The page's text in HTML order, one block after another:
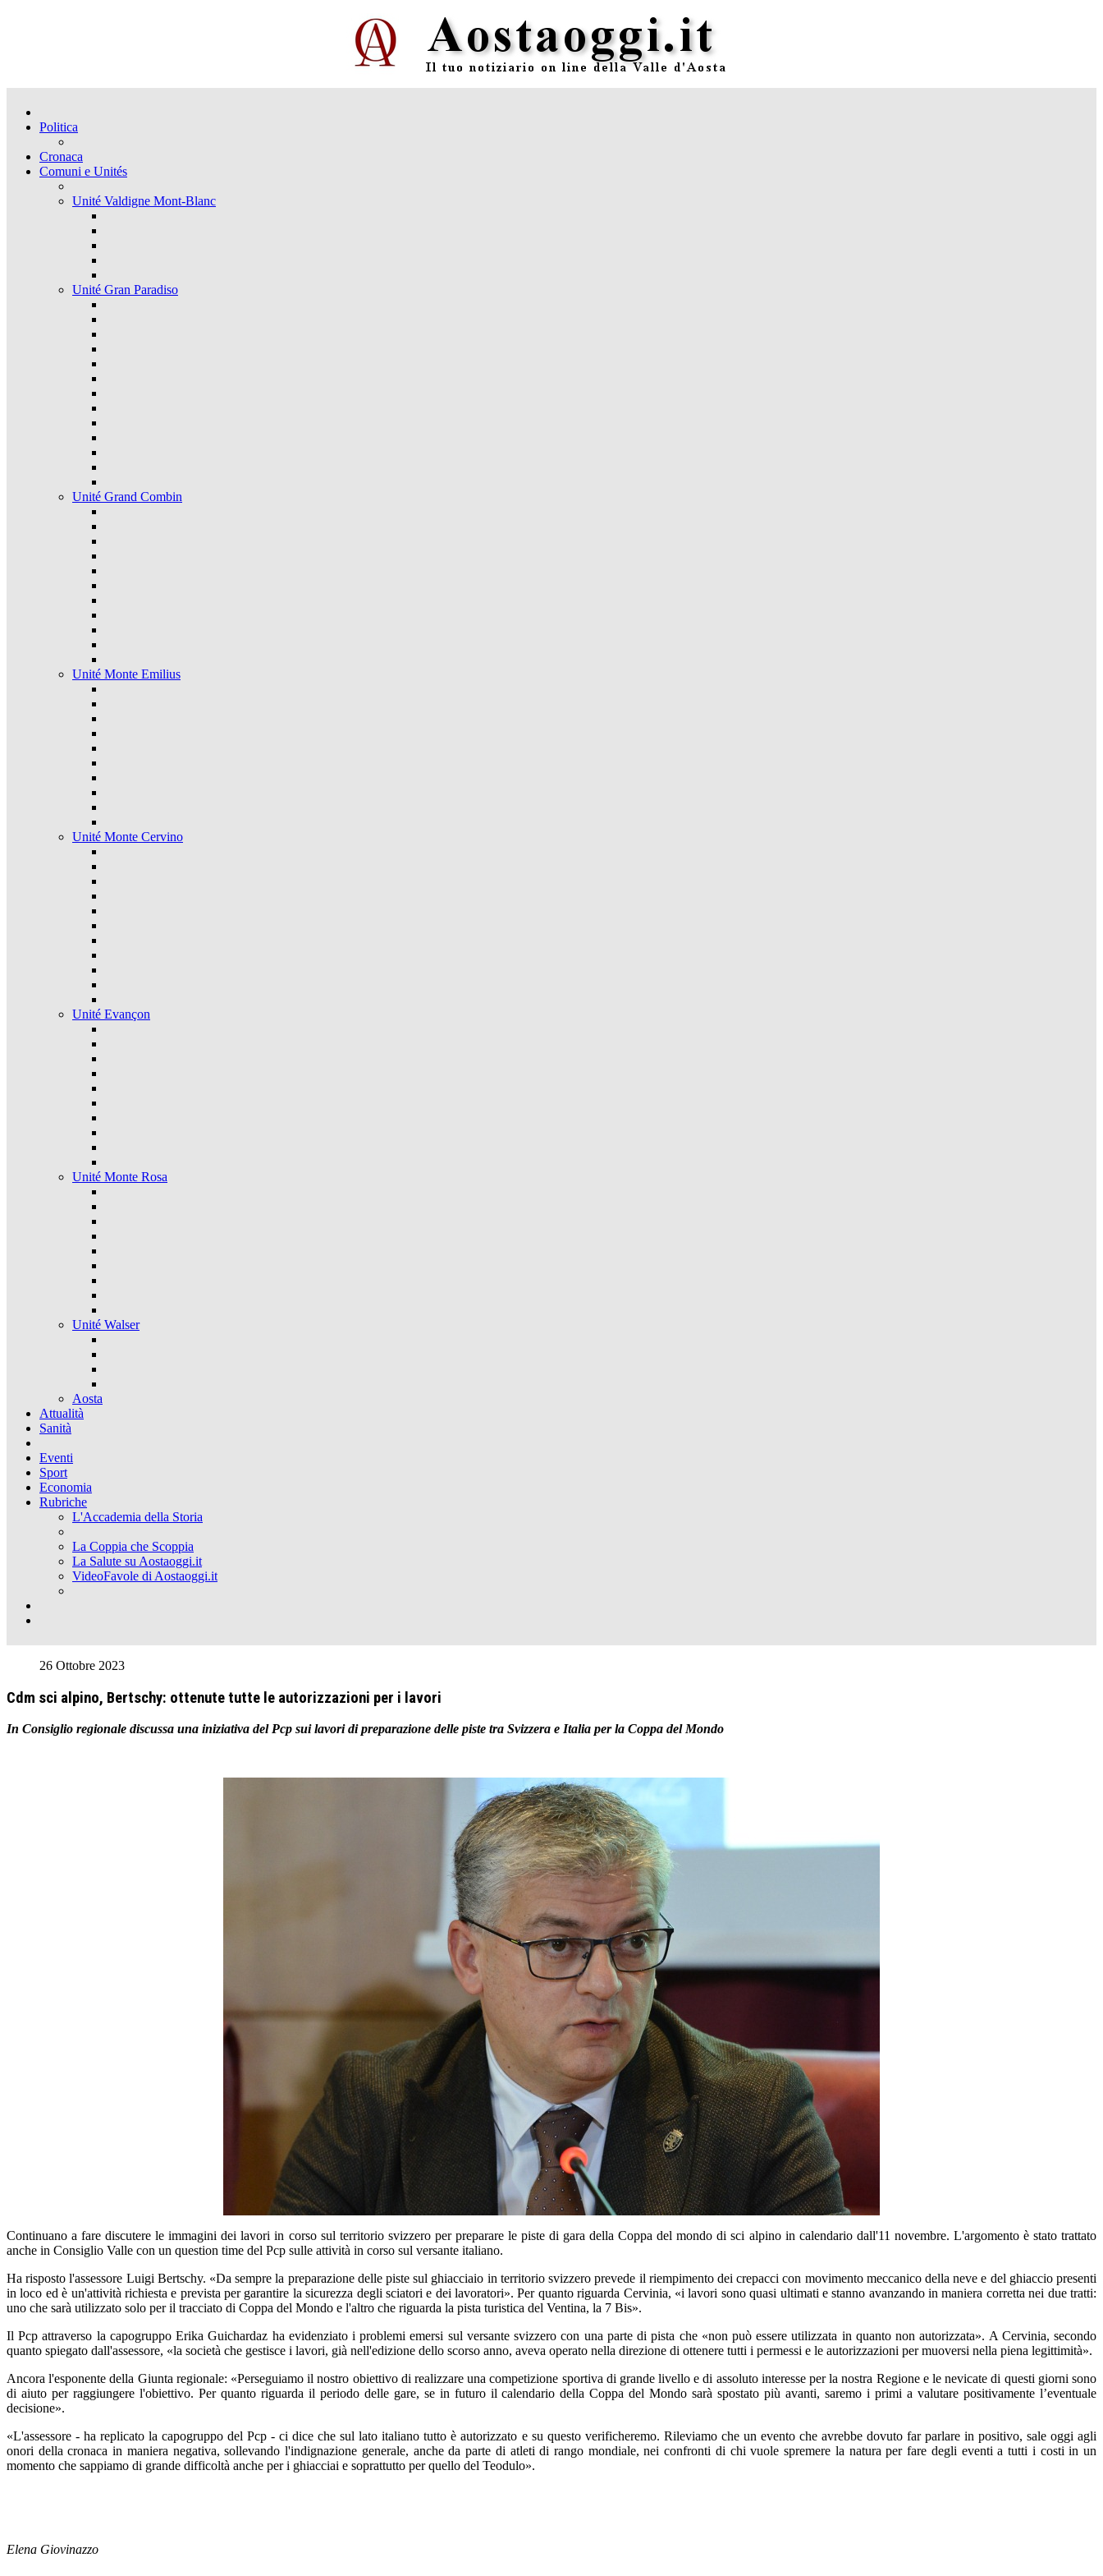
Politica
Cronaca
Comuni e Unités
Unité Valdigne Mont-Blanc
Unité Gran Paradiso
Unité Grand Combin
Unité Monte Emilius
Unité Monte Cervino
Unité Evançon
Unité Monte Rosa
Unité Walser
Aosta
Attualità
Sanità
Eventi
Sport
Economia
Rubriche
L'Accademia della Storia
La Coppia che Scoppia
La Salute su Aostaoggi.it
VideoFavole di Aostaoggi.it
26 Ottobre 2023
Cdm sci alpino, Bertschy: ottenute tutte le autorizzazioni per i lavori
In Consiglio regionale discussa una iniziativa del Pcp sui lavori di preparazione delle piste tra Svizzera e Italia per la Coppa del Mondo
Continuano a fare discutere le immagini dei lavori in corso sul territorio svizzero per preparare le piste di gara della Coppa del mondo di sci alpino in calendario dall'11 novembre. L'argomento è stato trattato
anche in Consiglio Valle con un question time del Pcp sulle attività in corso sul versante italiano.
Ha risposto l'assessore Luigi Bertschy. «Da sempre la preparazione delle piste sul ghiacciaio in territorio svizzero prevede il riempimento dei crepacci con movimento meccanico della neve e del ghiaccio presenti
in loco ed è un'attività richiesta e prevista per garantire la sicurezza degli sciatori e dei lavoratori». Per quanto riguarda Cervinia, «i lavori sono quasi ultimati e stanno avanzando in maniera corretta nei due tratti:
uno che sarà utilizzato solo per il tracciato di Coppa del Mondo e l'altro che riguarda la pista turistica del Ventina, la 7 Bis».
Il Pcp attraverso la capogruppo Erika Guichardaz ha evidenziato i problemi emersi sul versante svizzero con una parte di pista che «non può essere utilizzata in quanto non autorizzata». A Cervinia, secondo
quanto spiegato dall'assessore, «la società che gestisce i lavori, già nell'edizione dello scorso anno, aveva operato nella direzione di ottenere tutti i permessi e le autorizzazioni per muoversi nella piena legittimità».
Ancora l'esponente della Giunta regionale: «Perseguiamo il nostro obiettivo di realizzare una competizione sportiva di grande livello e di assoluto interesse per la nostra Regione e le nevicate di questi giorni sono
di aiuto per raggiungere l'obiettivo. Per quanto riguarda il periodo delle gare, se in futuro il calendario della Coppa del Mondo sarà spostato più avanti, saremo i primi a valutare positivamente l’eventuale
decisione».
«L'assessore - ha replicato la capogruppo del Pcp - ci dice che sul lato italiano tutto è autorizzato e su questo verificheremo. Rileviamo che un evento che avrebbe dovuto far parlare in positivo, sale oggi agli
onori della cronaca in maniera negativa, sollevando l'indignazione generale, anche da parte di atleti di rango mondiale, nei confronti di chi vuole spremere la natura per fare degli eventi a tutti i costi in un
momento che sappiamo di grande difficoltà anche per i ghiacciai e soprattutto per quello del Teodulo».
Elena Giovinazzo